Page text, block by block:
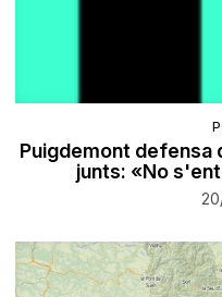
Puigdemont defensa
junts: «No